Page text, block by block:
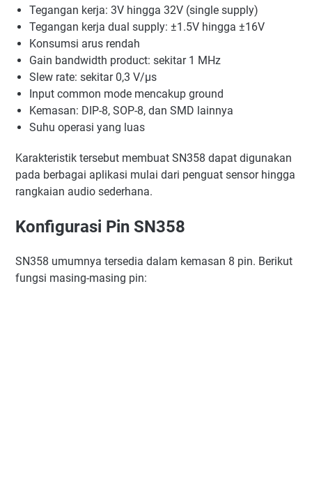
Tegangan kerja: 3V hingga 32V (single supply)
Tegangan kerja dual supply: ±1.5V hingga ±16V
Konsumsi arus rendah
Gain bandwidth product: sekitar 1 MHz
Slew rate: sekitar 0,3 V/µs
Input common mode mencakup ground
Kemasan: DIP-8, SOP-8, dan SMD lainnya
Suhu operasi yang luas
Karakteristik tersebut membuat SN358 dapat digunakan
pada berbagai aplikasi mulai dari penguat sensor hingga
rangkaian audio sederhana.
Konfigurasi Pin SN358
SN358 umumnya tersedia dalam kemasan 8 pin. Berikut
fungsi masing-masing pin: